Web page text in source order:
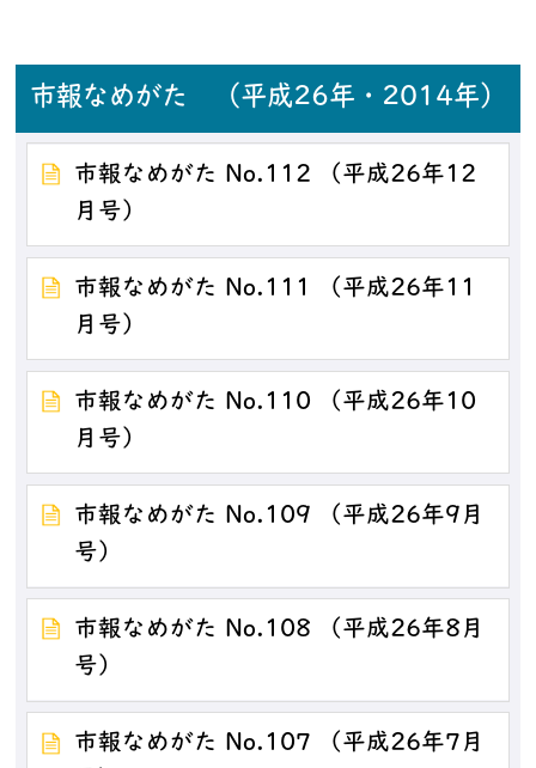
市報なめがた （平成26年・2014年）
市報なめがた No.112 （平成26年12
月号）
市報なめがた No.111 （平成26年11
月号）
市報なめがた No.110 （平成26年10
月号）
市報なめがた No.109 （平成26年9月
号）
市報なめがた No.108 （平成26年8月
号）
市報なめがた No.107 （平成26年7月